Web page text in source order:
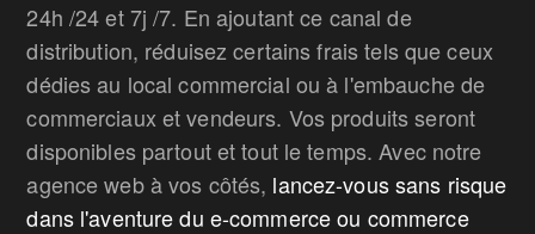
24h /24 et 7j /7. En ajoutant ce canal de
distribution, réduisez certains frais tels que ceux
dédies au local commercial ou à l'embauche de
commerciaux et vendeurs. Vos produits seront
disponibles partout et tout le temps. Avec notre
agence web à vos côtés, lancez-vous sans risque
dans l'aventure du e-commerce ou commerce